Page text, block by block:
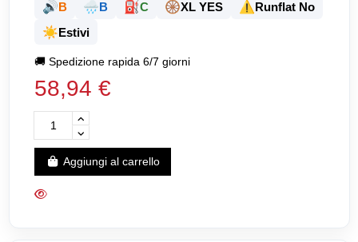
🔊B 🌧️B ⛽C 🛞XL YES ⚠️Runflat No
☀️Estivi
🚚Spedizione rapida 6/7 giorni
58,94 €
Aggiungi al carrello